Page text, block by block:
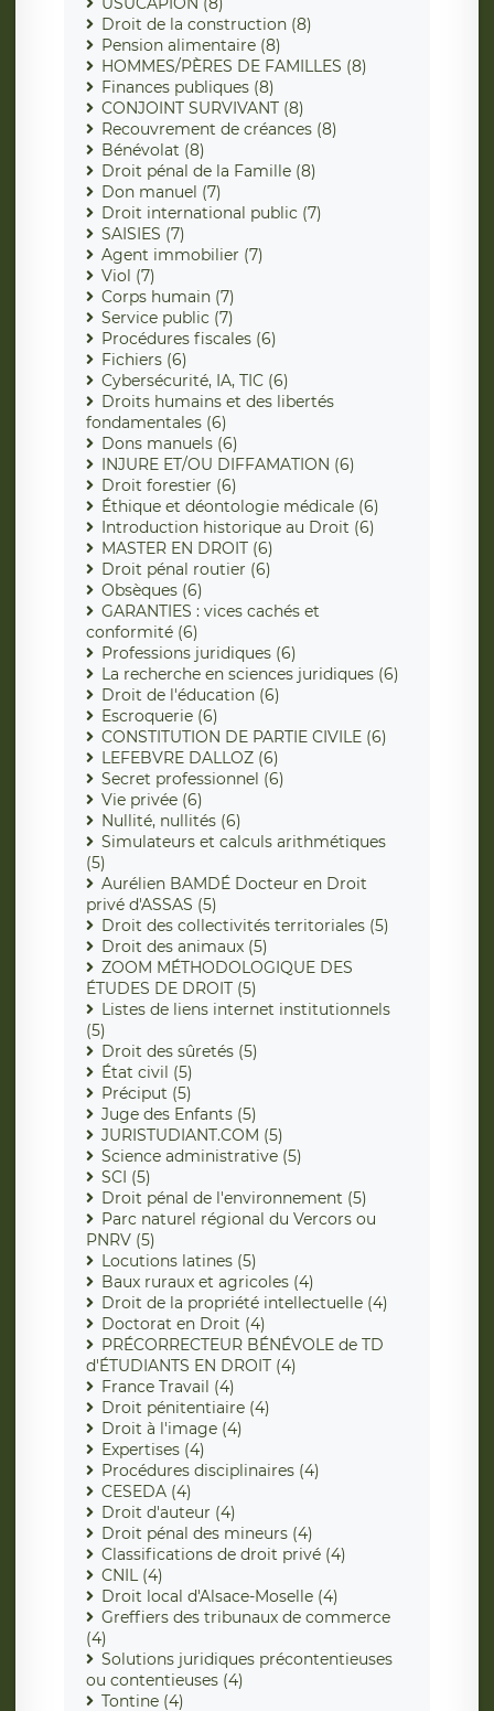
Droit de la construction (8)
Pension alimentaire (8)
HOMMES/PÈRES DE FAMILLES (8)
Finances publiques (8)
CONJOINT SURVIVANT (8)
Recouvrement de créances (8)
Bénévolat (8)
Droit pénal de la Famille (8)
Don manuel (7)
Droit international public (7)
SAISIES (7)
Agent immobilier (7)
Viol (7)
Corps humain (7)
Service public (7)
Procédures fiscales (6)
Fichiers (6)
Cybersécurité, IA, TIC (6)
Droits humains et des libertés
fondamentales (6)
Dons manuels (6)
INJURE ET/OU DIFFAMATION (6)
Droit forestier (6)
Éthique et déontologie médicale (6)
Introduction historique au Droit (6)
MASTER EN DROIT (6)
Droit pénal routier (6)
Obsèques (6)
GARANTIES : vices cachés et
conformité (6)
Professions juridiques (6)
La recherche en sciences juridiques (6)
Droit de l'éducation (6)
Escroquerie (6)
CONSTITUTION DE PARTIE CIVILE (6)
LEFEBVRE DALLOZ (6)
Secret professionnel (6)
Vie privée (6)
Nullité, nullités (6)
Simulateurs et calculs arithmétiques
(5)
Aurélien BAMDÉ Docteur en Droit
privé d'ASSAS (5)
Droit des collectivités territoriales (5)
Droit des animaux (5)
ZOOM MÉTHODOLOGIQUE DES
ÉTUDES DE DROIT (5)
Listes de liens internet institutionnels
(5)
Droit des sûretés (5)
État civil (5)
Préciput (5)
Juge des Enfants (5)
JURISTUDIANT.COM (5)
Science administrative (5)
SCI (5)
Droit pénal de l'environnement (5)
Parc naturel régional du Vercors ou
PNRV (5)
Locutions latines (5)
Baux ruraux et agricoles (4)
Droit de la propriété intellectuelle (4)
Doctorat en Droit (4)
PRÉCORRECTEUR BÉNÉVOLE de TD
d'ÉTUDIANTS EN DROIT (4)
France Travail (4)
Droit pénitentiaire (4)
Droit à l'image (4)
Expertises (4)
Procédures disciplinaires (4)
CESEDA (4)
Droit d'auteur (4)
Droit pénal des mineurs (4)
Classifications de droit privé (4)
CNIL (4)
Droit local d'Alsace-Moselle (4)
Greffiers des tribunaux de commerce
(4)
Solutions juridiques précontentieuses
ou contentieuses (4)
Tontine (4)